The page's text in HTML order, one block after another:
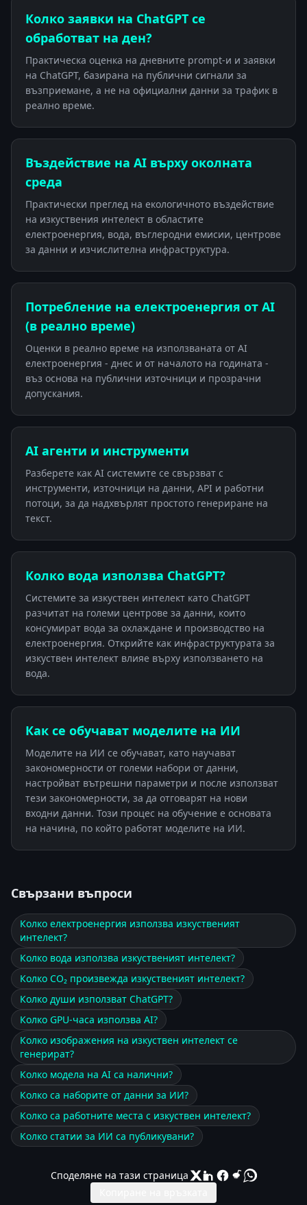
Колко заявки на ChatGPT се
обработват на ден?
Практическа оценка на дневните prompt-и и заявки
на ChatGPT, базирана на публични сигнали за
възприемане, а не на официални данни за трафик в
реално време.
Въздействие на AI върху околната
среда
Практически преглед на екологичното въздействие
на изкуствения интелект в областите
електроенергия, вода, въглеродни емисии, центрове
за данни и изчислителна инфраструктура.
Потребление на електроенергия от AI
(в реално време)
Оценки в реално време на използваната от AI
електроенергия - днес и от началото на годината -
въз основа на публични източници и прозрачни
допускания.
AI агенти и инструменти
Разберете как AI системите се свързват с
инструменти, източници на данни, API и работни
потоци, за да надхвърлят простото генериране на
текст.
Колко вода използва ChatGPT?
Системите за изкуствен интелект като ChatGPT
разчитат на големи центрове за данни, които
консумират вода за охлаждане и производство на
електроенергия. Открийте как инфраструктурата за
изкуствен интелект влияе върху използването на
вода.
Как се обучават моделите на ИИ
Моделите на ИИ се обучават, като научават
закономерности от големи набори от данни,
настройват вътрешни параметри и после използват
тези закономерности, за да отговарят на нови
входни данни. Този процес на обучение е основата
на начина, по който работят моделите на ИИ.
Свързани въпроси
Колко електроенергия използва изкуственият
интелект?
Колко вода използва изкуственият интелект?
Колко CO₂ произвежда изкуственият интелект?
Колко души използват ChatGPT?
Колко GPU-часа използва AI?
Колко изображения на изкуствен интелект се
генерират?
Колко модела на AI са налични?
Колко са наборите от данни за ИИ?
Колко са работните места с изкуствен интелект?
Колко статии за ИИ са публикувани?
Споделяне на тази страница